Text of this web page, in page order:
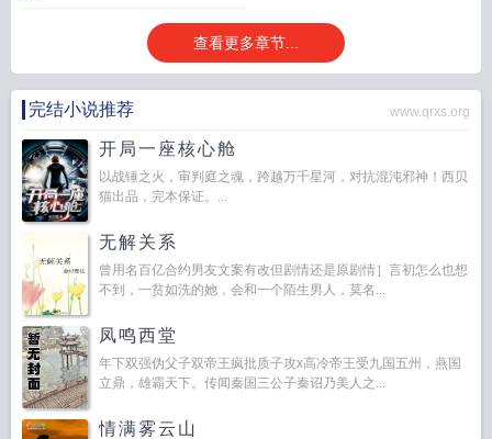
查看更多章节...
完结小说推荐 www.qrxs.org
开局一座核心舱
以战锤之火，审判庭之魂，跨越万千星河，对抗混沌邪神！西贝
猫出品，完本保证。...
无解关系
曾用名百亿合约男友文案有改但剧情还是原剧情］言初怎么也想
不到，一贫如洗的她，会和一个陌生男人，莫名...
凤鸣西堂
年下双强伪父子双帝王疯批质子攻x高冷帝王受九国五州，燕国
立鼎，雄霸天下。传闻秦国三公子秦诏乃美人之...
情满雾云山